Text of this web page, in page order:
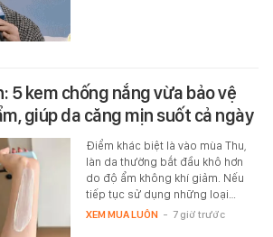
5 kem chống nắng vừa bảo vệ
giúp da căng mịn suốt cả ngày
Điểm khác biệt là vào mùa Thu,
làn da thường bắt đầu khô hơn
do độ ẩm không khí giảm. Nếu
tiếp tục sử dụng những loại…
XEM MUA LUÔN - 7 giờ trước